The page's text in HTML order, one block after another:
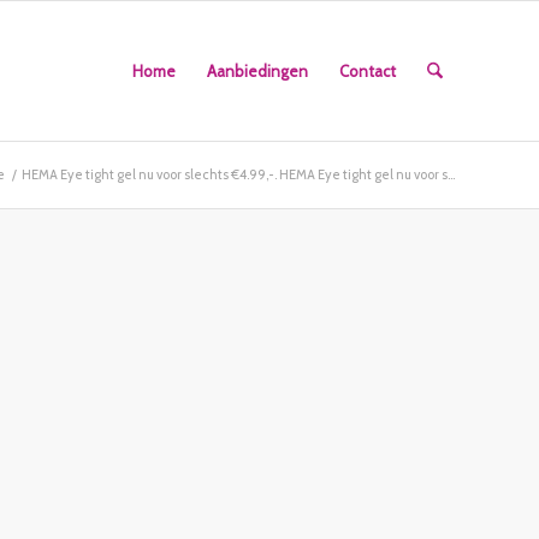
Home Aanbiedingen Contact
/ HEMA Eye tight gel nu voor slechts €4.99,-. HEMA Eye tight gel nu voor s...